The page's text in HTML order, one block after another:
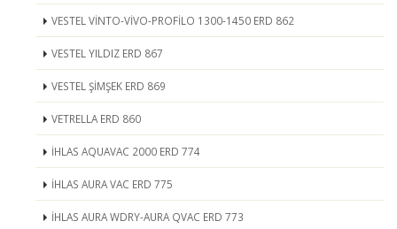
VESTEL VİNTO-VİVO-PROFİLO 1300-1450 ERD 862
VESTEL YILDIZ ERD 867
VESTEL ŞİMŞEK ERD 869
VETRELLA ERD 860
İHLAS AQUAVAC 2000 ERD 774
İHLAS AURA VAC ERD 775
İHLAS AURA WDRY-AURA QVAC ERD 773